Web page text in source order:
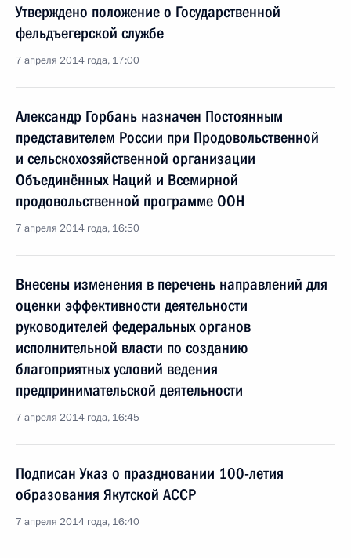
Утверждено положение о Государственной
фельдъегерской службе
7 апреля 2014 года, 17:00
Александр Горбань назначен Постоянным
представителем России при Продовольственной
и сельскохозяйственной организации
Объединённых Наций и Всемирной
продовольственной программе ООН
7 апреля 2014 года, 16:50
Внесены изменения в перечень направлений для
оценки эффективности деятельности
руководителей федеральных органов
исполнительной власти по созданию
благоприятных условий ведения
предпринимательской деятельности
7 апреля 2014 года, 16:45
Подписан Указ о праздновании 100-летия
образования Якутской АССР
7 апреля 2014 года, 16:40